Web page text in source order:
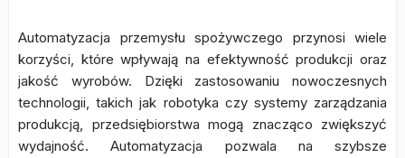
Automatyzacja przemysłu spożywczego przynosi wiele
korzyści, które wpływają na efektywność produkcji oraz
jakość wyrobów. Dzięki zastosowaniu nowoczesnych
technologii, takich jak robotyka czy systemy zarządzania
produkcją, przedsiębiorstwa mogą znacząco zwiększyć
wydajność. Automatyzacja pozwala na szybsze